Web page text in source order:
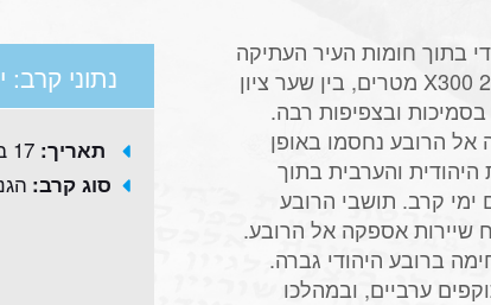
בתוך חומות העיר העתיקה
בירושלים. גודלה של השכונה היה כ-250 X300 מטרים, בין שער ציון
ובצפיפות רבה.
הרובע נחסמו באופן
היהודית והערבית בתוך
ימי קרב. תושבי הרובע
שיירות אספקה אל הרובע.
ב-13 במאי, הלחימה ברובע היהודי גברה.
נערך יום קרב קשה כנגד כ-200 תוקפים ערביים, ובמהלכו
נתוני קרב:
תאריך: 17 במאי 1948
סוג קרב: